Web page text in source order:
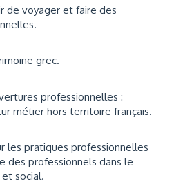
de voyager et faire des
grec.
professionnelles :
métier hors territoire français.
les pratiques professionnelles
des professionnels dans le
social.